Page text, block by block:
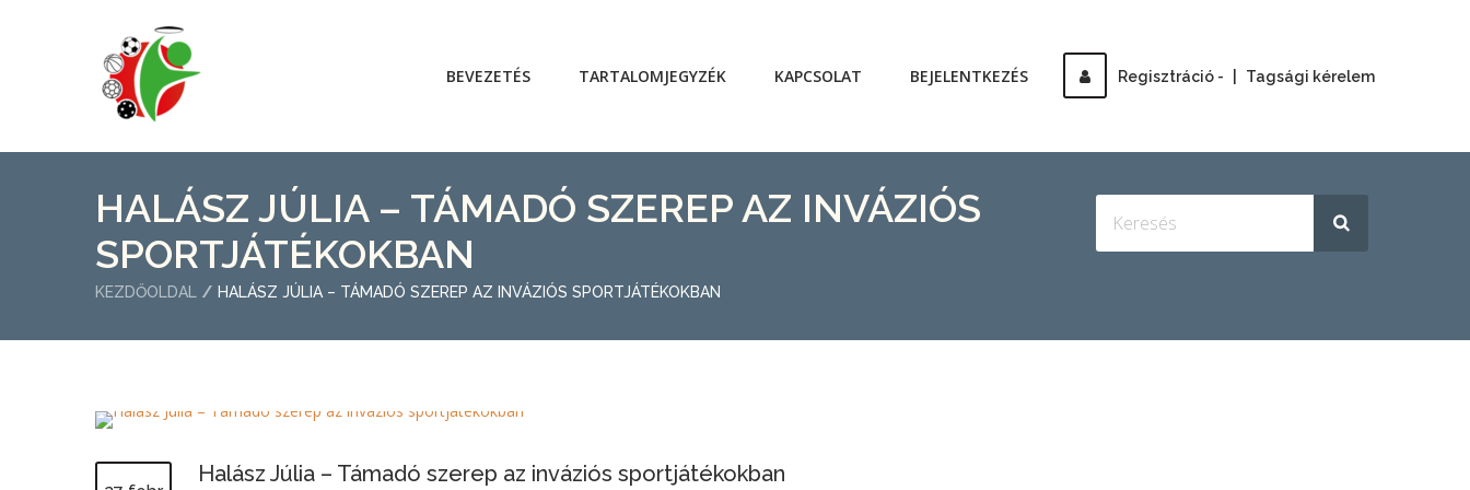
Regisztráció - Tagsági kérelem
BEVEZETÉS TARTALOMJEGYZÉK KAPCSOLAT BEJELENTKEZÉS
HALÁSZ JÚLIA – TÁMADÓ SZEREP AZ INVÁZIÓS
SPORTJÁTÉKOKBAN
KEZDŐOLDAL HALÁSZ JÚLIA – TÁMADÓ SZEREP AZ INVÁZIÓS SPORTJÁTÉKOKBAN
Halász Júlia – Támadó szerep az inváziós sportjátékokban